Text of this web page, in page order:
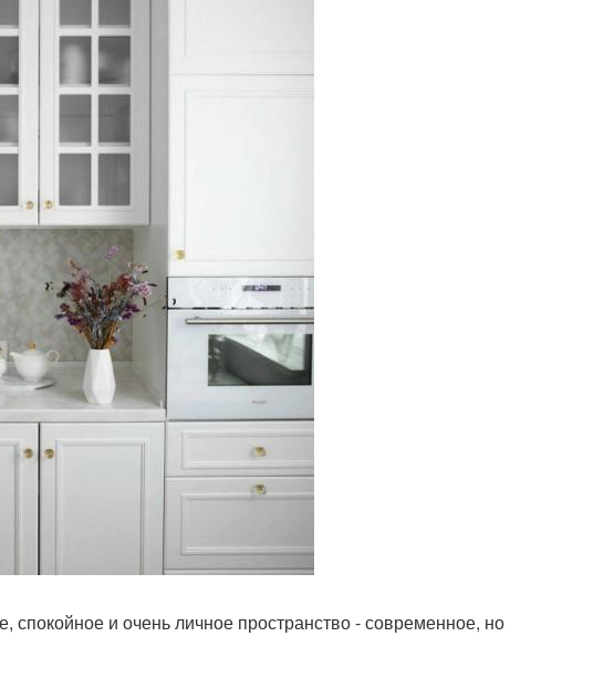
спокойное и очень личное пространство - современное, но